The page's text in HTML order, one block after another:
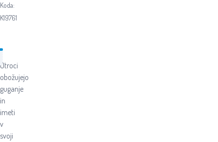
Koda:
K19761
Otroci
obožujejo
guganje
in
imeti
v
svoji